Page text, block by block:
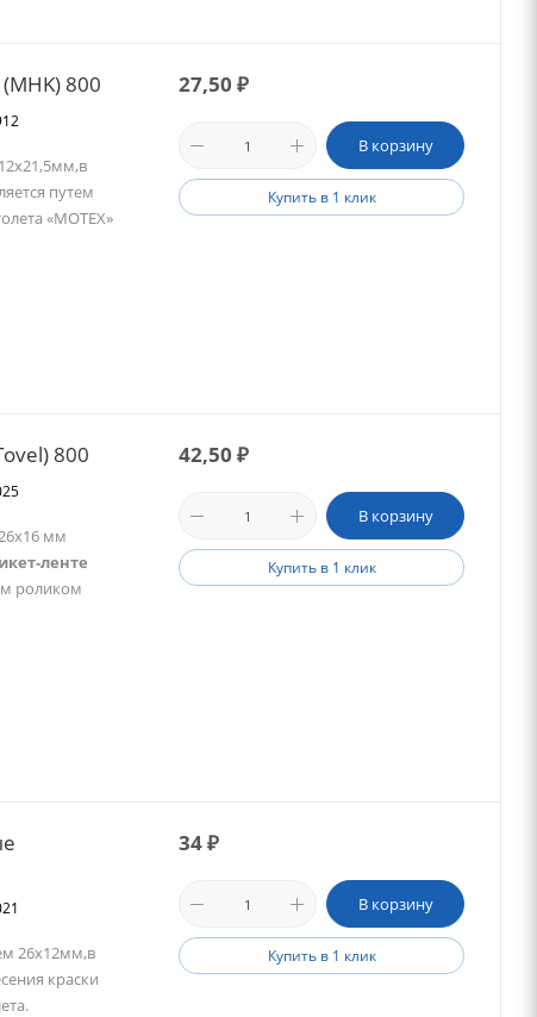
800
путем
«MOTEX»
27,50 ₽
В корзину
Купить в 1 клик
800
мм
ленте
роликом
42,50 ₽
В корзину
Купить в 1 клик
26х12мм,в
краски
34₽
В корзину
Купить в 1 клик